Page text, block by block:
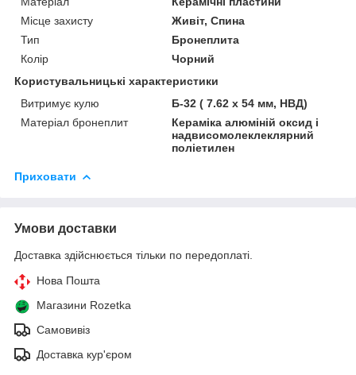
Місце захисту
Живіт, Спина
Тип
Бронеплита
Колір
Чорний
Користувальницькі характеристики
Витримує кулю
Б-32 ( 7.62 x 54 мм, НВД)
Матеріал бронеплит
Кераміка алюміній оксид і
надвисомолеклеклярний
поліетилен
Приховати
Умови доставки
Доставка здійснюється тільки по передоплаті.
Нова Пошта
Магазини Rozetka
Самовивіз
Доставка кур'єром